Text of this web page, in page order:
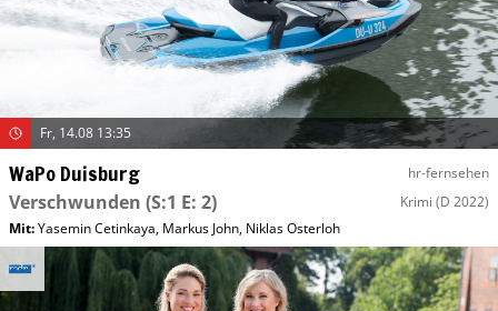
Fr, 14.08 13:35
WaPo Duisburg hr-fernsehen
Verschwunden (S:1 E: 2) Krimi (D 2022)
Mit:Yasemin Cetinkaya, Markus John, Niklas Osterloh